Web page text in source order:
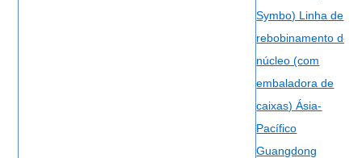
Symbo) Linha de
rebobinamento de
núcleo (com
embaladora de
caixas) Ásia-
Pacífico
Guangdong